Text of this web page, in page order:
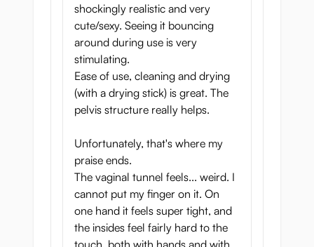
shockingly realistic and very
cute/sexy. Seeing it bouncing
around during use is very
stimulating.
Ease of use, cleaning and drying
(with a drying stick) is great. The
pelvis structure really helps.
Unfortunately, that's where my
praise ends.
The vaginal tunnel feels... weird. I
cannot put my finger on it. On
one hand it feels super tight, and
the insides feel fairly hard to the